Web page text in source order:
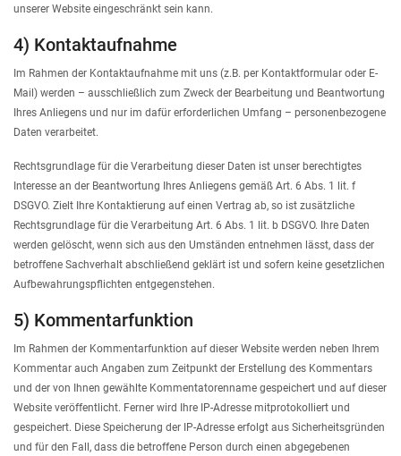
unserer Website eingeschränkt sein kann.
4) Kontaktaufnahme
Im Rahmen der Kontaktaufnahme mit uns (z.B. per Kontaktformular oder E-
Mail) werden – ausschließlich zum Zweck der Bearbeitung und Beantwortung
Ihres Anliegens und nur im dafür erforderlichen Umfang – personenbezogene
Daten verarbeitet.
Rechtsgrundlage für die Verarbeitung dieser Daten ist unser berechtigtes
Interesse an der Beantwortung Ihres Anliegens gemäß Art. 6 Abs. 1 lit. f
DSGVO. Zielt Ihre Kontaktierung auf einen Vertrag ab, so ist zusätzliche
Rechtsgrundlage für die Verarbeitung Art. 6 Abs. 1 lit. b DSGVO. Ihre Daten
werden gelöscht, wenn sich aus den Umständen entnehmen lässt, dass der
betroffene Sachverhalt abschließend geklärt ist und sofern keine gesetzlichen
Aufbewahrungspflichten entgegenstehen.
5) Kommentarfunktion
Im Rahmen der Kommentarfunktion auf dieser Website werden neben Ihrem
Kommentar auch Angaben zum Zeitpunkt der Erstellung des Kommentars
und der von Ihnen gewählte Kommentatorenname gespeichert und auf dieser
Website veröffentlicht. Ferner wird Ihre IP-Adresse mitprotokolliert und
gespeichert. Diese Speicherung der IP-Adresse erfolgt aus Sicherheitsgründen
und für den Fall, dass die betroffene Person durch einen abgegebenen